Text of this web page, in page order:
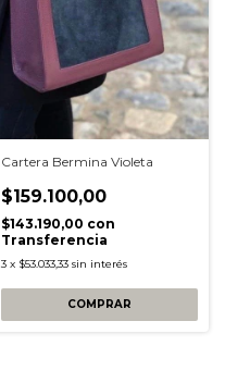
Cartera Bermina Violeta
$159.100,00
$143.190,00 con
Transferencia
3 x $53.033,33 sin interés